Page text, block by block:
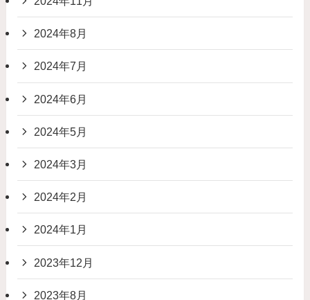
2024年8月
2024年7月
2024年6月
2024年5月
2024年3月
2024年2月
2024年1月
2023年12月
2023年8月